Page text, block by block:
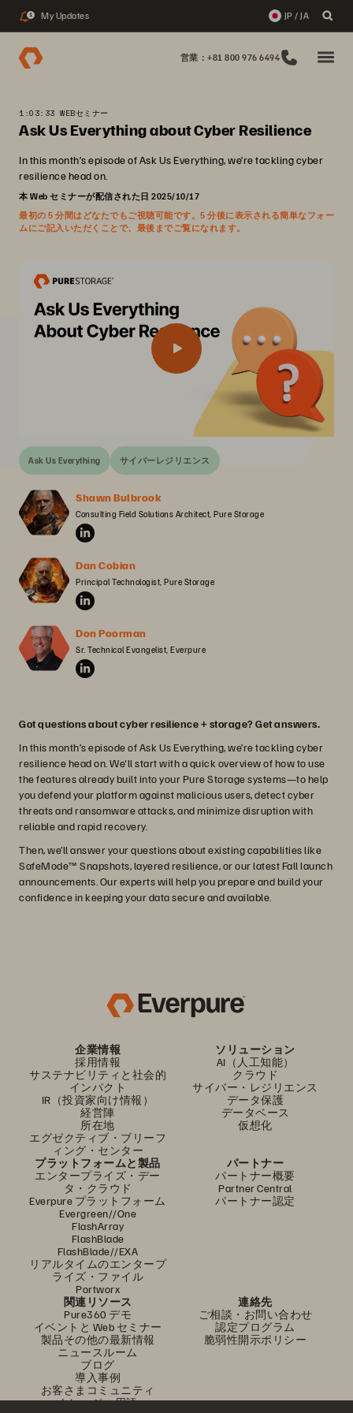
1 My Updates JP / JA
営業：+81 800 976 6494
1:03:33 WEBセミナー
Ask Us Everything about Cyber Resilience
In this month’s episode of Ask Us Everything, we’re tackling cyber
resilience head on.
本 Web セミナーが配信された日 2025/10/17
最初の 5 分間はどなたでもご視聴可能です。5 分後に表示される簡単なフォー
ムにご記入いただくことで、最後までご覧になれます。
Ask Us Everything サイバーレジリエンス
Shawn Bulbrook
Consulting Field Solutions Architect, Pure Storage
Dan Cobian
Principal Technologist, Pure Storage
Don Poorman
Sr. Technical Evangelist, Everpure
Got questions about cyber resilience + storage? Get answers.
In this month’s episode of Ask Us Everything, we’re tackling cyber
resilience head on. We'll start with a quick overview of how to use
the features already built into your Pure Storage systems—to help
you defend your platform against malicious users, detect cyber
threats and ransomware attacks, and minimize disruption with
reliable and rapid recovery.
Then, we’ll answer your questions about existing capabilities like
SafeMode™ Snapshots, layered resilience, or our latest Fall launch
announcements. Our experts will help you prepare and build your
confidence in keeping your data secure and available.
企業情報
採用情報
サステナビリティと社会的
インパクト
IR（投資家向け情報）
経営陣
所在地
エグゼクティブ・ブリーフ
ィング・センター
ソリューション
AI（人工知能）
クラウド
サイバー・レジリエンス
データ保護
データベース
仮想化
プラットフォームと製品
エンタープライズ・デー
タ・クラウド
Everpure プラットフォーム
Evergreen//One
FlashArray
FlashBlade
FlashBlade//EXA
リアルタイムのエンタープ
ライズ・ファイル
Portworx
パートナー
パートナー概要
Partner Central
パートナー認定
関連リソース
Pure360 デモ
イベントと Web セミナー
製品その他の最新情報
ニュースルーム
ブログ
導入事例
お客さまコミュニティ
ナレッジ・用語
連絡先
ご相談・お問い合わせ
認定プログラム
脆弱性開示ポリシー